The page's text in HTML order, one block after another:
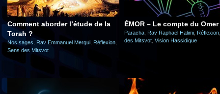
Comment aborder l’étude de la
Torah ?
Nos sages Rav Emmanuel Mergui Réflexion
Sens des Mitsvot
ÉMOR – Le compte du Omer
Paracha Rav Raphaël Halimi Réflexion
des Mitsvot Vision Hassidique